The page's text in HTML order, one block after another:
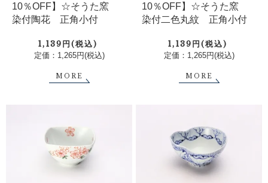
10％OFF】☆そうた窯
染付陶花 正角小付
1,139円(税込)
定価：1,265円(税込)
MORE
10％OFF】☆そうた窯
染付二色丸紋 正角小付
1,139円(税込)
定価：1,265円(税込)
MORE